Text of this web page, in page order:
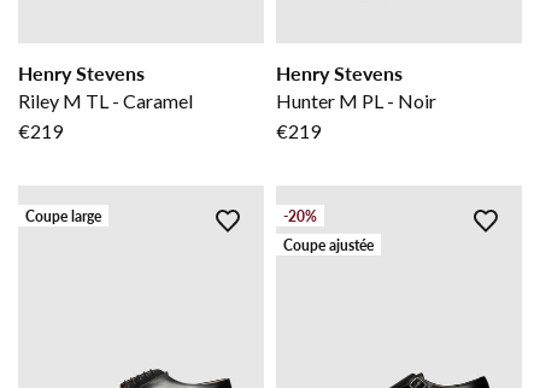
Henry Stevens
Riley M TL - Caramel
€219
Henry Stevens
Hunter M PL - Noir
€219
Coupe large
-20%
Coupe ajustée